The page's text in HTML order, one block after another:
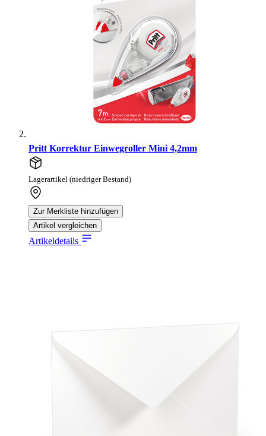
Pritt Korrektur Einwegroller Mini 4,2mm
Lagerartikel (niedriger Bestand)
Zur Merkliste hinzufügen
Artikel vergleichen
Artikeldetails